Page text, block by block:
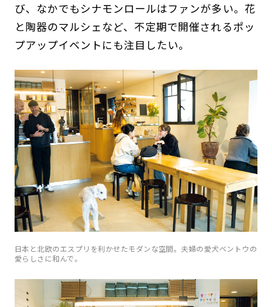
び、なかでもシナモンロールはファンが多い。花
と陶器のマルシェなど、不定期で開催されるポッ
プアップイベントにも注目したい。
日本と北欧のエスプリを利かせたモダンな空間。夫婦の愛犬ベントウの
愛らしさに和んで。